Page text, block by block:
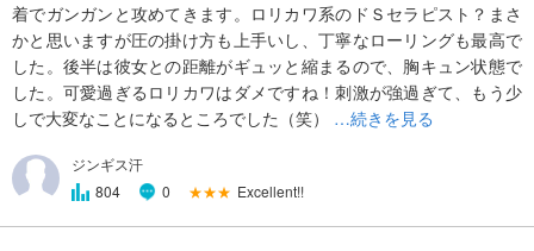
着でガンガンと攻めてきます。ロリカワ系のドＳセラピスト？まさ
かと思いますが圧の掛け方も上手いし、丁寧なローリングも最高で
した。後半は彼女との距離がギュッと縮まるので、胸キュン状態で
した。可愛過ぎるロリカワはダメですね！刺激が強過ぎて、もう少
しで大変なことになるところでした（笑） …続きを見る
ジンギス汗
804
0 ★★★ Excellent!!